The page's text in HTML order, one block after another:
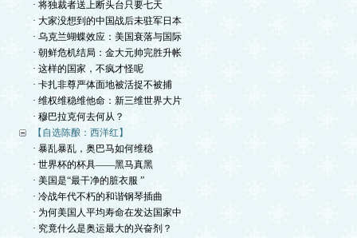
· 将独裁者送上断头台只要七天
· 大家没想到的中国战后未驻军日本
· 乌克兰蝴蝶效应：美国衰落与国际
· 朝鲜危机结局：金大元帅完胜升帐
· 这样的国家，不疯才怪呢
· 卡扎非尊严体面地被活捉不被捕
· 维权维稳维他命：新三维世界大片
· 穆巴拉克何去何从？
【自选陈酿：西洋红】
· 暴乱暴乱，奥巴马如何维稳
· 世界杯的杯具——黑马真黑
· 美国是“最干净的脏衣服 ”
· 冷战年代不朽的和谐钢琴插曲
· 为何美国人平均寿命在发达国家中
· 究竟什么是奥运最大的兴奋剂？